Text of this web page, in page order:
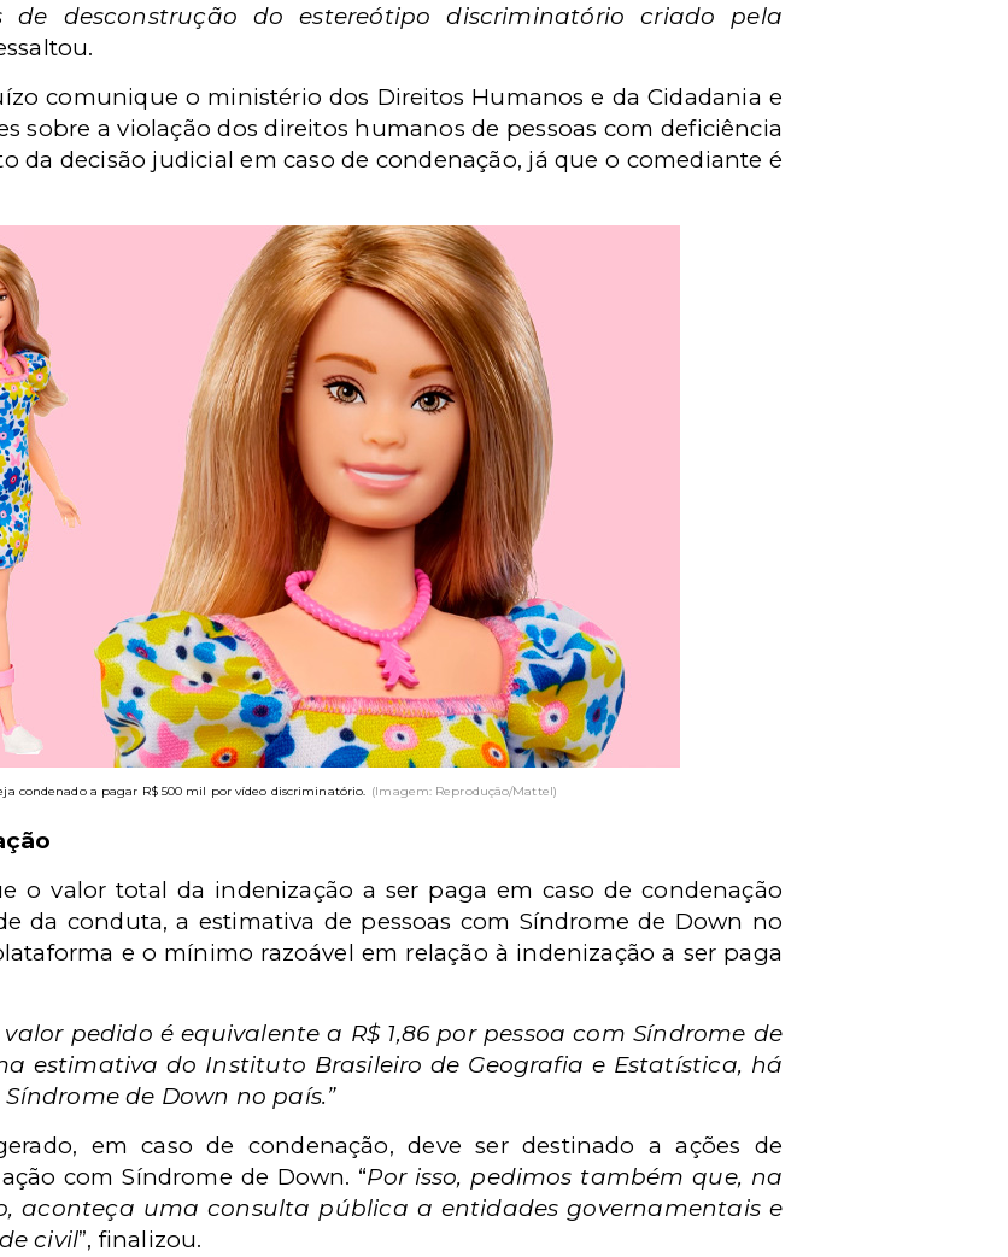
de desconstrução do estereótipo discriminatório criado pela
comunique o ministério dos Direitos Humanos e da Cidadania e
sobre a violação dos direitos humanos de pessoas com deficiência
da decisão judicial em caso de condenação, já que o comediante é
condenado a pagar R$ 500 mil por vídeo discriminatório. (Imagem: Reprodução/Mattel)
o valor total da indenização a ser paga em caso de condenação
da conduta, a estimativa de pessoas com Síndrome de Down no
e o mínimo razoável em relação à indenização a ser paga
pedido é equivalente a R$ 1,86 por pessoa com Síndrome de
estimativa do Instituto Brasileiro de Geografia e Estatística, há
de Down no país.”
em caso de condenação, deve ser destinado a ações de
com Síndrome de Down. “Por isso, pedimos também que, na
aconteça uma consulta pública a entidades governamentais e
civil”, finalizou.